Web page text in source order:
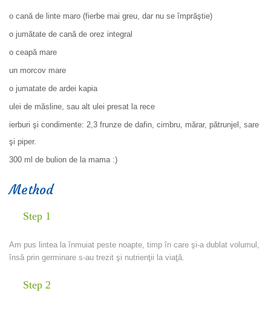
o cană de linte maro (fierbe mai greu, dar nu se împrăştie)
o jumătate de cană de orez integral
o ceapă mare
un morcov mare
o jumatate de ardei kapia
ulei de măsline, sau alt ulei presat la rece
ierburi şi condimente: 2,3 frunze de dafin, cimbru, mărar, pătrunjel, sare
şi piper.
300 ml de bulion de la mama :)
Method
Step 1
Am pus lintea la înmuiat peste noapte, timp în care şi-a dublat volumul,
însă prin germinare s-au trezit şi nutrienţii la viaţă.
Step 2